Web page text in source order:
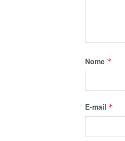
Nome *
E-mail *